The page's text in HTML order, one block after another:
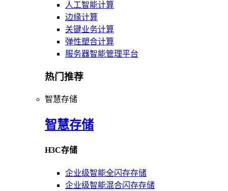
人工智能计算
边缘计算
关键业务计算
弹性塑合计算
服务器智能管理平台
热门推荐
智慧存储
智慧存储
H3C存储
企业级智能全闪存存储
企业级智能混合闪存存储